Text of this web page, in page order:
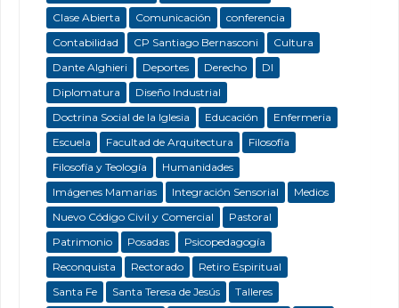
Clase Abierta
Comunicación
conferencia
Contabilidad
CP Santiago Bernasconi
Cultura
Dante Alghieri
Deportes Derecho
DI
Diplomatura
Diseño Industrial
Doctrina Social de la Iglesia
Educación
Enfermeria
Escuela
Facultad de Arquitectura
Filosofía
Filosofía y Teología
Humanidades
Imágenes Mamarias
Integración Sensorial
Medios
Nuevo Código Civil y Comercial
Pastoral
Patrimonio
Posadas
Psicopedagogía
Reconquista
Rectorado
Retiro Espiritual
Santa Fe
Santa Teresa de Jesús
Talleres